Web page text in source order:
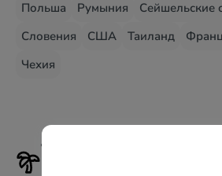
Польша
Румыния Сейшельские
Словения
США Таиланд
Чехия
Туры на самые